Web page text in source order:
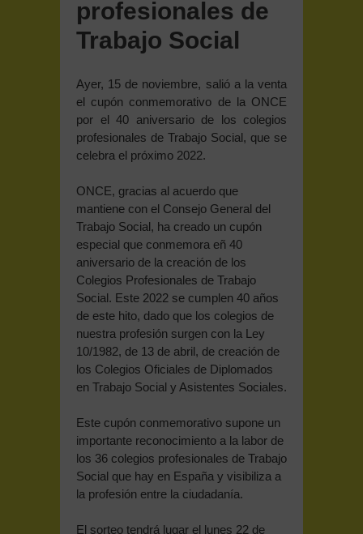
profesionales de
Trabajo Social
Ayer, 15 de noviembre, salió a la venta
el cupón conmemorativo de la ONCE
por el 40 aniversario de los colegios
profesionales de Trabajo Social, que se
celebra el próximo 2022.
ONCE, gracias al acuerdo que
mantiene con el Consejo General del
Trabajo Social, ha creado un cupón
especial que conmemora eñ 40
aniversario de la creación de los
Colegios Profesionales de Trabajo
Social. Este 2022 se cumplen 40 años
de este hito, dado que los colegios de
nuestra profesión surgen con la Ley
10/1982, de 13 de abril, de creación de
los Colegios Oficiales de Diplomados
en Trabajo Social y Asistentes Sociales.
Este cupón conmemorativo supone un
importante reconocimiento a la labor de
los 36 colegios profesionales de Trabajo
Social que hay en España y visibiliza a
la profesión entre la ciudadanía.
El sorteo tendrá lugar el lunes 22 de